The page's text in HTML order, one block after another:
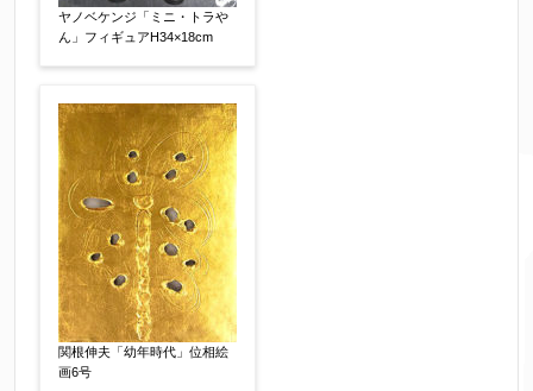
ご要望などがございましたらご入力ください
【任意】
ヤノベケンジ「ミニ・トラや
ん」フィギュアH34×18cm
関根伸夫「幼年時代」位相絵
画6号